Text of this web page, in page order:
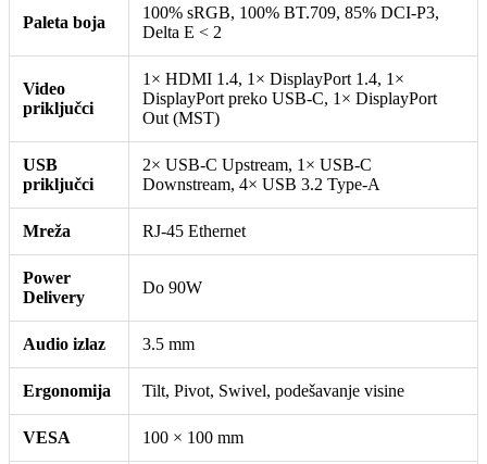
Paleta boja
100% sRGB, 100% BT.709, 85% DCI-P3,
Delta E < 2
Video
priključci
1× HDMI 1.4, 1× DisplayPort 1.4, 1×
DisplayPort preko USB-C, 1× DisplayPort
Out (MST)
USB
priključci
2× USB-C Upstream, 1× USB-C
Downstream, 4× USB 3.2 Type-A
Mreža RJ-45 Ethernet
Power
Delivery
Do 90W
Audio izlaz 3.5 mm
Ergonomija Tilt, Pivot, Swivel, podešavanje visine
VESA 100 × 100 mm